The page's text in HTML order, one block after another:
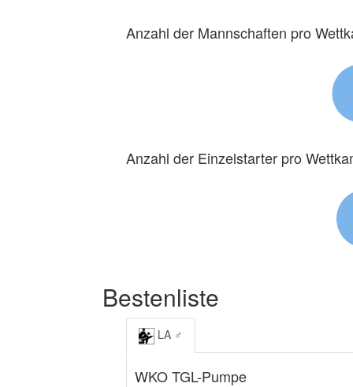
Anzahl der Mannschaften pro
Anzahl der Einzelstarter pro
Bestenliste
LA ♂
WKO TGL-Pumpe